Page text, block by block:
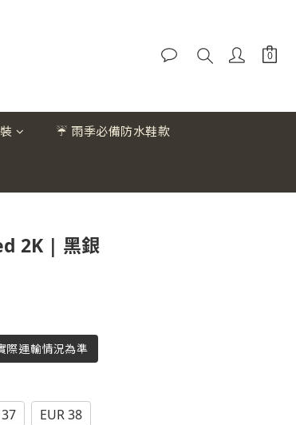
☔ 雨季必備防水鞋款
2K | 黑銀
際運輸情況為準
EUR 38